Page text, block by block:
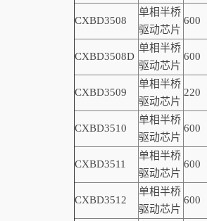
CXBD3508
单相半桥
驱动芯片
600
CXBD3508D
单相半桥
驱动芯片
600
CXBD3509
单相半桥
驱动芯片
220
CXBD3510
单相半桥
驱动芯片
600
CXBD3511
单相半桥
驱动芯片
600
CXBD3512
单相半桥
驱动芯片
600